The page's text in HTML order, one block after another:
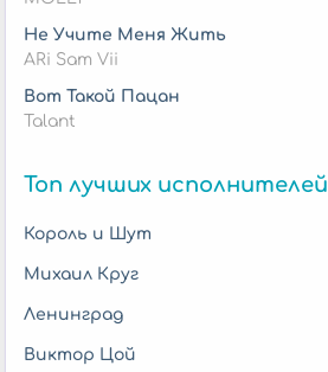
Не Учите Меня Жить
ARi Sam Vii
Вот Такой Пацан
Talant
Топ лучших исполнителей
Король и Шут
Михаил Круг
Ленинград
Виктор Цой